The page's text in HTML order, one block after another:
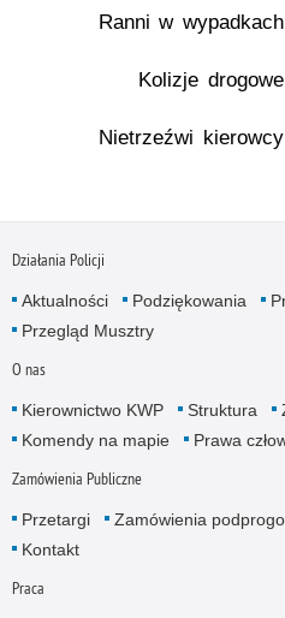
Ranni w wypadkach
Kolizje drogowe
Nietrzeźwi kierowcy
Działania Policji
Aktualności Podziękowania
Przegląd Musztry
O nas
Kierownictwo KWP Struktura
Komendy na mapie
Prawa
Zamówienia Publiczne
Przetargi Zamówienia
Kontakt
Praca